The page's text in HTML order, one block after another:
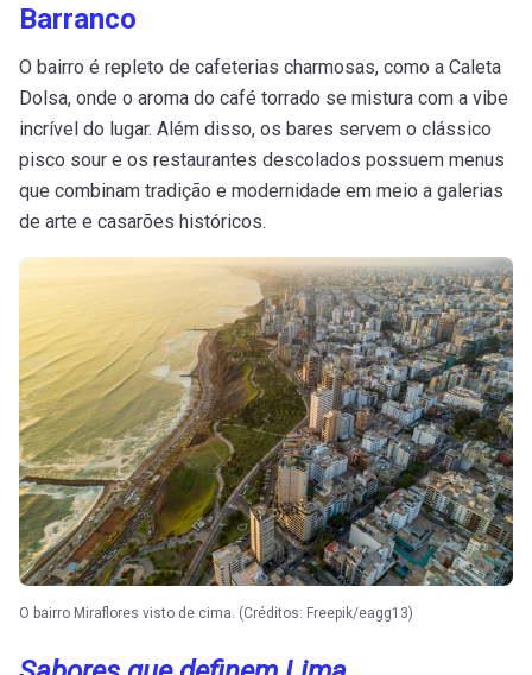
Barranco
O bairro é repleto de cafeterias charmosas, como a Caleta
Dolsa, onde o aroma do café torrado se mistura com a vibe
incrível do lugar. Além disso, os bares servem o clássico
pisco sour e os restaurantes descolados possuem menus
que combinam tradição e modernidade em meio a galerias
de arte e casarões históricos.
O bairro Miraflores visto de cima. (Créditos: Freepik/eagg13)